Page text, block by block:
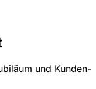
und Kunden-